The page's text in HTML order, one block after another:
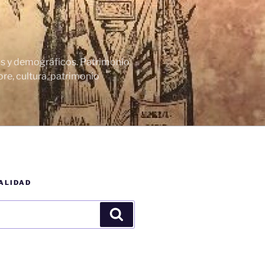
y demográficos. Patrimonio
cultura, patrimonio